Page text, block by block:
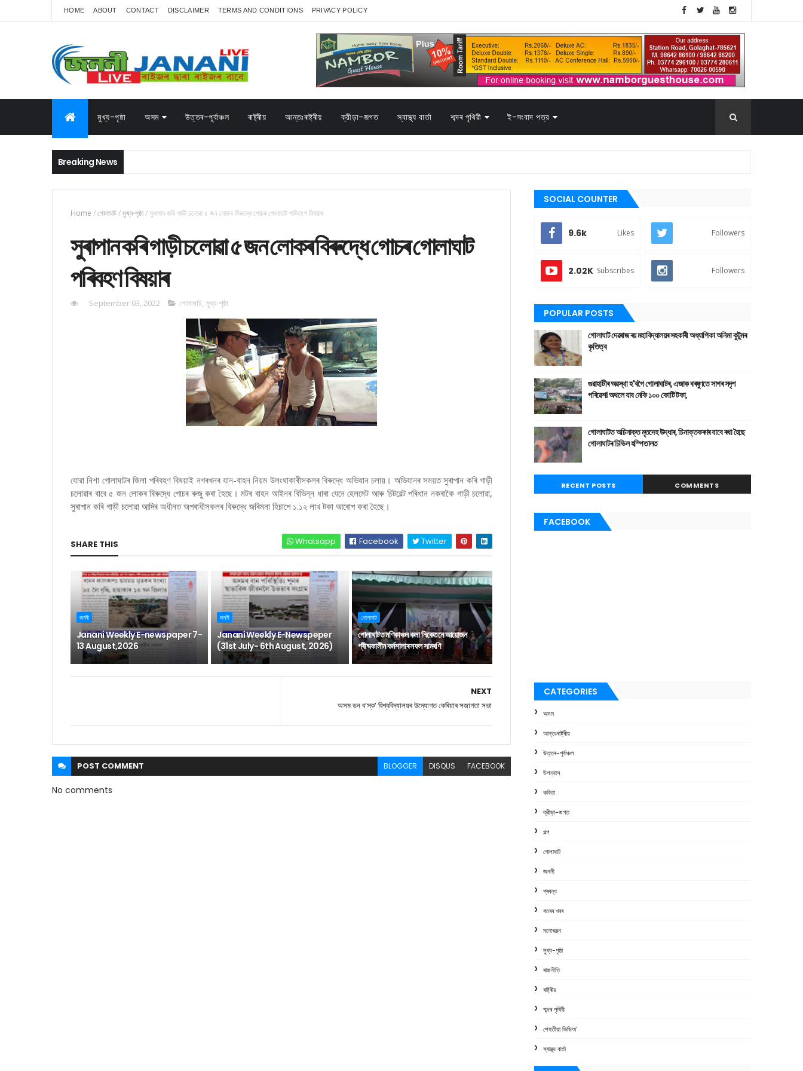
HOME ABOUT CONTACT DISCLAIMER TERMS AND CONDITIONS PRIVACY POLICY
মুখ্য-পৃষ্ঠা অসম উত্তৰ-পূৰ্বাঞ্চল ৰাষ্ট্ৰীয় আন্তঃৰাষ্ট্ৰীয় ক্রীড়া-জগত স্বাস্থ্য বাৰ্তা শব্দৰ পৃথিৱী ই-সংবাদ পত্র
Breaking News
Home /গোলাঘাট/মুখ্য-পৃষ্ঠা/সুৰাপান কৰি গাড়ী চলোৱা ৫ জন লোকৰ বিৰুদ্ধে গোচৰ গোলাঘাট পৰিবহণ বিষয়াৰ
সুৰাপান কৰি গাড়ী চলোৱা ৫ জন লোকৰ বিৰুদ্ধে গোচৰ গোলাঘাট
পৰিবহণ বিষয়াৰ
September 03, 2022 গোলাঘাট, মুখ্য-পৃষ্ঠা
যোৱা নিশা গোলাঘাটৰ জিলা পৰিবহণ বিষয়াই নগৰখনৰ যান-বাহন নিয়ম উলংঘাকাৰীসকলৰ বিৰুদ্ধে অভিযান চলায়। অভিযানৰ সময়ত সুৰাপান কৰি গাড়ী
চলোৱাৰ বাবে ৫ জন লোকৰ বিৰুদ্ধে গোচৰ ৰুজু কৰা হৈছে। মটৰ বাহন আইনৰ বিভিন্ন ধাৰা যেনে হেলমেট আৰু চিটবেল্ট পৰিধান নকৰাকৈ গাড়ী চলোৱা,
সুৰাপান কৰি গাড়ী চলোৱা আদিৰ অধীনত অপৰাধীসকলৰ বিৰুদ্ধে জৰিমনা হিচাপে ১.১২ লাখ টকা আৰোপ কৰা হৈছে।
SHARE THIS Whatsapp Facebook Twitter
জননী
Janani Weekly E-newspaper 7-
13 August,2026
জননী
Janani Weekly E-Newspeper
(31st July- 6th August, 2026)
গোলাঘাট
গোলাঘাটত মণিকাঞ্চন কলা নিকেতনে আয়োজন
গ্ৰীষ্মকালীন কৰ্মশালাৰ সফল সামৰণি
NEXT
অসম ডন ব’স্ক’ বিশ্ববিদ্যালয়ৰ উদ্যোগত কেৰিয়াৰ সজাগতা সভা
POST COMMENT BLOGGER DISQUS FACEBOOK
No comments
SOCIAL COUNTER
9.6k Likes Followers
2.02K Subscribes Followers
POPULAR POSTS
গোলাঘাট দেৱৰাজ ৰয় মহাবিদ্যালয়ৰ সহকাৰী অধ্যাপিকা অনিমা কুটুমৰ
কৃতিত্ব
গুৱাহাটীৰ অৱস্থা হ'বগৈ গোলাঘাটৰ, এজাক বৰষুণতে সাগৰ সদৃশ
পৰিৱেশ। অথলে যাব নেকি ১০০ কোটি টকা,
গোলাঘাটত অচিনাক্ত মৃতদেহ উদ্ধাৰ, চিনাক্তকৰণৰ বাবে ৰখা হৈছে
গোলাঘাটৰ চিভিল হস্পিতালত
RECENT POSTS COMMENTS
FACEBOOK
CATEGORIES
অসম
আন্তঃৰাষ্ট্ৰীয়
উত্তৰ-পূৰ্বাঞ্চল
উপন্যাস
কবিতা
ক্রীড়া-জগত
গল্প
গোলাঘাট
জননী
প্ৰবন্ধ
বতৰৰ খবৰ
মনোৰঞ্জন
মুখ্য-পৃষ্ঠা
ৰাজনীতি
ৰাষ্ট্ৰীয়
শব্দৰ পৃথিবী
শেহতীয়া ভিডিঅ’
স্বাস্থ্য বাৰ্তা